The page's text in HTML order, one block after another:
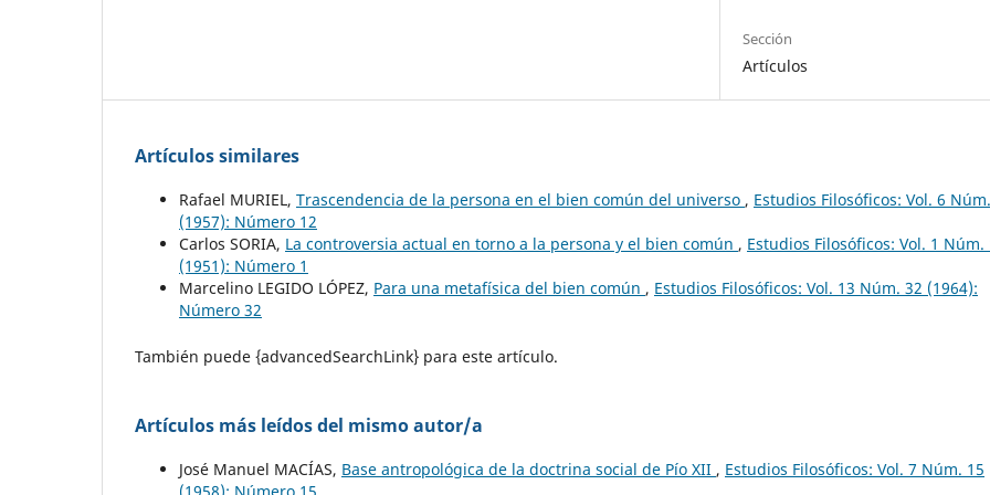
Sección
Artículos
Artículos similares
Rafael MURIEL, Trascendencia de la persona en el bien común del universo , Estudios Filosóficos: Vol. 6
(1957): Número 12
Carlos SORIA, La controversia actual en torno a la persona y el bien común , Estudios Filosóficos: Vol. 1 Núm.
(1951): Número 1
Marcelino LEGIDO LÓPEZ, Para una metafísica del bien común , Estudios Filosóficos: Vol. 13 Núm. 32 (1964):
Número 32
También puede {advancedSearchLink} para este artículo.
Artículos más leídos del mismo autor/a
José Manuel MACÍAS, Base antropológica de la doctrina social de Pío XII , Estudios Filosóficos: Vol. 7 Núm. 15
(1958): Número 15